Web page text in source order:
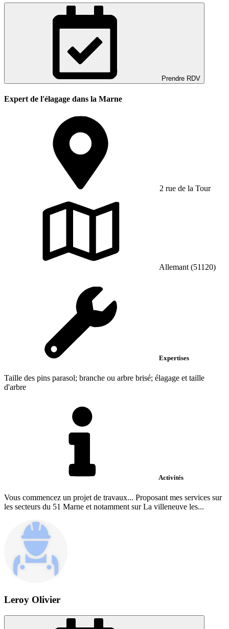
Prendre RDV
Expert de l'élagage dans la Marne
2 rue de la Tour
Allemant (51120)
Expertises
Taille des pins parasol; branche ou arbre brisé; élagage et taille
d'arbre
Activités
Vous commencez un projet de travaux... Proposant mes services sur
les secteurs du 51 Marne et notamment sur La villeneuve les...
Leroy Olivier